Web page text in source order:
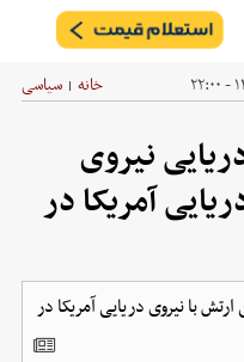
خانه | سیاسی
نیروی
آمریکا در
با نیروی دریایی آمریکا در